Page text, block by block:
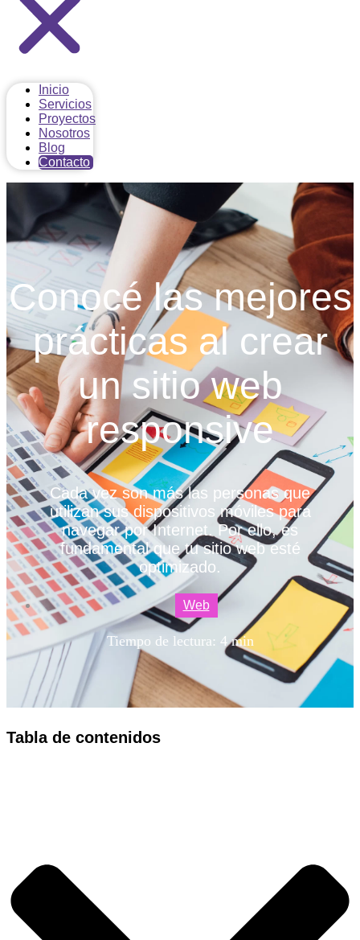
Inicio
Servicios
Proyectos
Nosotros
Blog
Contacto
Conocé las mejores
prácticas al crear
un sitio web
responsive
Cada vez son más las personas que
utilizan sus dispositivos móviles para
navegar por Internet. Por ello, es
fundamental que tu sitio web esté
optimizado.
Web
Tiempo de lectura: 4 min
Tabla de contenidos